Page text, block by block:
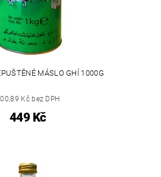
MÁSLO GHÍ 1000G
Kč bez DPH
449 Kč